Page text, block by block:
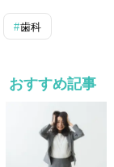
歯科
おすすめ記事